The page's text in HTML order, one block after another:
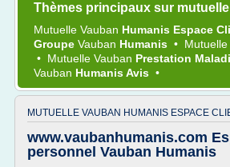
Thèmes principaux sur
Mutuelle Vauban Humanis Espace
Groupe Vauban Humanis • Mutuelle
• Mutuelle Vauban Prestation
Vauban Humanis Avis •
MUTUELLE VAUBAN HUMANIS ESPACE
www.vaubanhumanis.com
personnel Vauban Humanis